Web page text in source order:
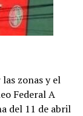
zonas y el
Federal A
del 11 de abril